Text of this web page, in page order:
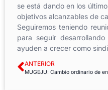
se está dando en los
objetivos alcanzables de
Seguiremos teniendo
para seguir desarrollando
ayuden a crecer como
ANTERIOR